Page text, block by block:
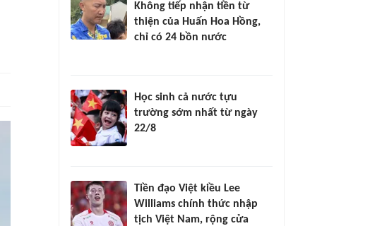
Không tiếp nhận tiền từ
thiện của Huấn Hoa Hồng,
chỉ có 24 bồn nước
Học sinh cả nước tựu
trường sớm nhất từ ngày
22/8
Tiền đạo Việt kiều Lee
Williams chính thức nhập
tịch Việt Nam, rộng cửa